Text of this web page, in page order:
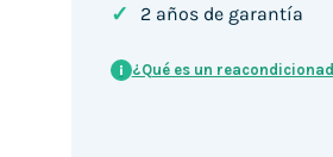
✓ 2 años de garantía
i ¿Qué es un